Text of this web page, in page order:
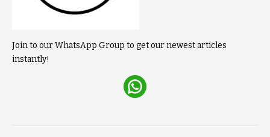
Join to our WhatsApp Group to get our newest articles
instantly!